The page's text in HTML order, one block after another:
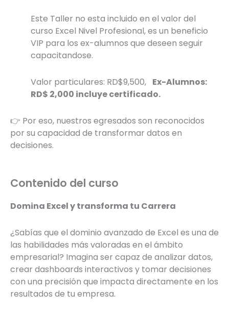
Este Taller no esta incluido en el valor del
curso Excel Nivel Profesional, es un beneficio
VIP para los ex-alumnos que deseen seguir
capacitandose.
Valor particulares: RD$9,500, Ex-Alumnos:
RD$ 2,000 incluye certificado.
👉 Por eso, nuestros egresados son reconocidos
por su capacidad de transformar datos en
decisiones.
Contenido del curso
Domina Excel y transforma tu Carrera
¿Sabías que el dominio avanzado de Excel es una de
las habilidades más valoradas en el ámbito
empresarial? Imagina ser capaz de analizar datos,
crear dashboards interactivos y tomar decisiones
con una precisión que impacta directamente en los
resultados de tu empresa.